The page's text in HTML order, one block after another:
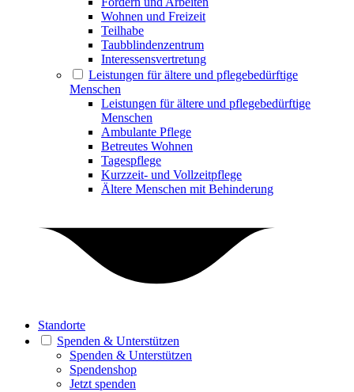
Wohnen und Freizeit
Teilhabe
Taubblindenzentrum
Interessensvertretung
Leistungen für ältere und pflegebedürftige
Menschen
Leistungen für ältere und pflegebedürftige
Menschen
Ambulante Pflege
Betreutes Wohnen
Tagespflege
Kurzzeit- und Vollzeitpflege
Ältere Menschen mit Behinderung
Standorte
Spenden & Unterstützen
Spenden & Unterstützen
Spendenshop
Jetzt spenden